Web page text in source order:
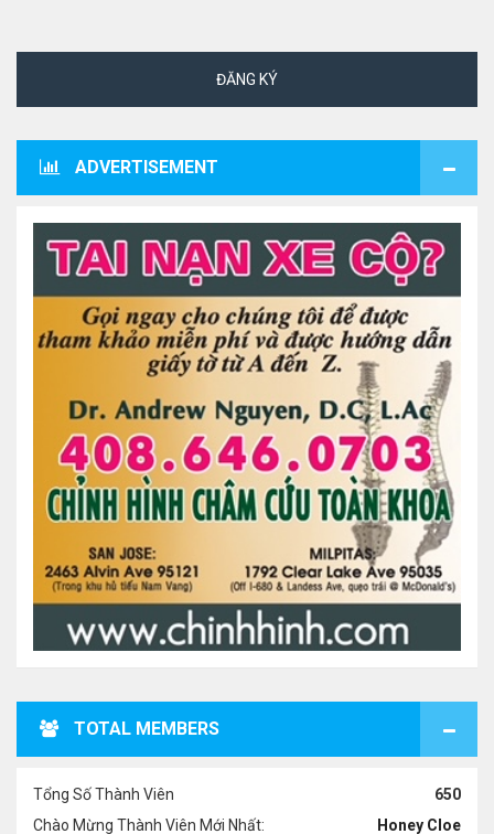
ĐĂNG KÝ
ADVERTISEMENT
TOTAL MEMBERS
Tổng Số Thành Viên
650
Chào Mừng Thành Viên Mới Nhất:
Honey Cloe